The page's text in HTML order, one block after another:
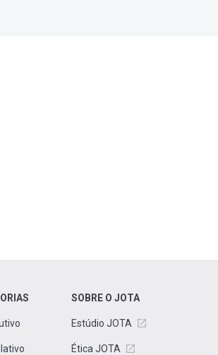
SOBRE O JOTA
Estúdio JOTA
Ética JOTA